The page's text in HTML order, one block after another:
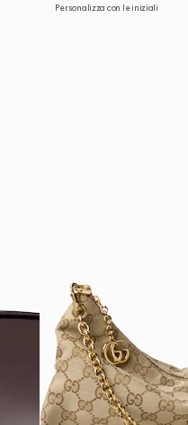
Personalizza con le iniziali